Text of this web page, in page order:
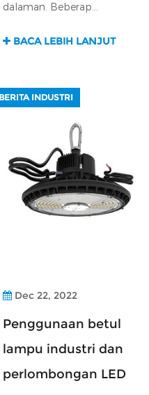
dalaman. Beberap...
BACA LEBIH LANJUT
BERITA INDUSTRI
Dec 22, 2022
Penggunaan betul
lampu industri dan
perlombongan LED